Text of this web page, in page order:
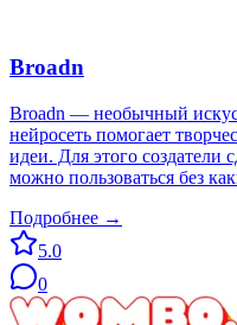
Broadn
Broadn — необычный
нейросеть помогает
идеи. Для этого создатели
можно пользоваться без
Подробнее →
5.0
0